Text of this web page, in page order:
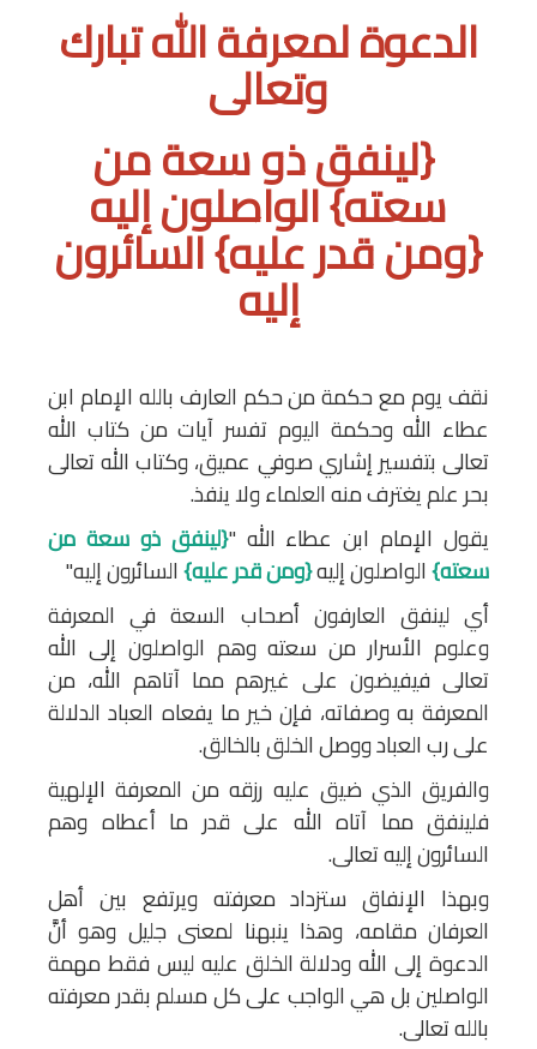
الدعوة لمعرفة الله تبارك
وتعالى
{لينفق ذو سعة من
سعته} الواصلون إليه
{ومن قدر عليه} السائرون
إليه
نقف يوم مع حكمة من حكم العارف بالله الإمام ابن
عطاء الله وحكمة اليوم تفسر آيات من كتاب الله
تعالى بتفسير إشاري صوفي عميق، وكتاب الله تعالى
بحر علم يغترف منه العلماء ولا ينفذ.
يقول الإمام ابن عطاء الله "{لينفق ذو سعة من
سعته}الواصلون إليه{ومن قدر عليه}السائرون إليه"
أي لينفق العارفون أصحاب السعة في المعرفة
وعلوم الأسرار من سعته وهم الواصلون إلى الله
تعالى فيفيضون على غيرهم مما آتاهم الله، من
المعرفة به وصفاته، فإن خير ما يفعاه العباد الدلالة
على رب العباد ووصل الخلق بالخالق.
والفريق الذي ضيق عليه رزقه من المعرفة الإلهية
فلينفق مما آتاه الله على قدر ما أعطاه وهم
السائرون إليه تعالى.
وبهذا الإنفاق ستزداد معرفته ويرتفع بين أهل
العرفان مقامه، وهذا ينبهنا لمعنى جليل وهو أنَّ
الدعوة إلى الله ودلالة الخلق عليه ليس فقط مهمة
الواصلين بل هي الواجب على كل مسلم بقدر معرفته
بالله تعالى.